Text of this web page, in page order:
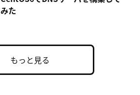
みた
もっと見る